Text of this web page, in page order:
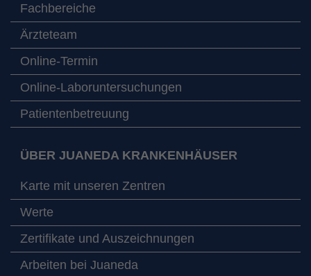
Fachbereiche
Ärzteteam
Online-Termin
Online-Laboruntersuchungen
Patientenbetreuung
ÜBER JUANEDA KRANKENHÄUSER
Karte mit unseren Zentren
Werte
Zertifikate und Auszeichnungen
Arbeiten bei Juaneda